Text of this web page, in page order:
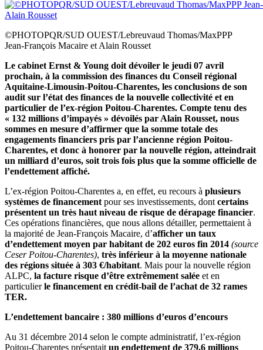
©PHOTOPQR/SUD OUEST/Lebreuvaud Thomas/MaxPPP
Jean-François Macaire et Alain Rousset
Le cabinet Ernst & Young doit dévoiler le jeudi 07 avril
prochain, à la commission des finances du Conseil régional
Aquitaine-Limousin-Poitou-Charentes, les conclusions de son
audit sur l’état des finances de la nouvelle collectivité et en
particulier de l’ex-région Poitou-Charentes. Compte tenu des
« 132 millions d’impayés » dévoilés par Alain Rousset, nous
sommes en mesure d’affirmer que la somme totale des
engagements financiers pris par l’ancienne région Poitou-
Charentes, et donc à honorer par la nouvelle région, atteindrait
un milliard d’euros, soit trois fois plus que la somme officielle de
l’endettement affiché.
L’ex-région Poitou-Charentes a, en effet, eu recours à plusieurs
systèmes de financement pour ses investissements, dont certains
présentent un très haut niveau de risque de dérapage financier.
Ces opérations financières, que nous allons détailler, permettaient à
la majorité de Jean-François Macaire, d’afficher un taux
d’endettement moyen par habitant de 202 euros fin 2014 (source
Ceser Poitou-Charentes), très inférieur à la moyenne nationale
des régions située à 303 €/habitant. Mais pour la nouvelle région
ALPC, la facture risque d’être extrêmement salée et en
particulierle financement en crédit-bail de l’achat de 32 rames
TER.
L’endettement bancaire : 380 millions d’euros d’encours
Au 31 décembre 2014 selon le compte administratif, l’ex-région
Poitou-Charentes présentait un endettement de 379,6 millions